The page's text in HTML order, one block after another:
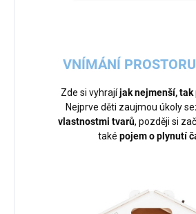
VNÍMÁNÍ
Zde si vyhrajíjak nejmenší, tak
Nejprve děti zaujmou úkoly
vlastnostmi tvarů, později si
také pojem o plynutí